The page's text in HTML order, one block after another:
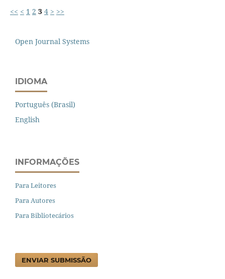
<< < 1 2 3 4 > >>
Open Journal Systems
IDIOMA
Português (Brasil)
English
INFORMAÇÕES
Para Leitores
Para Autores
Para Bibliotecários
ENVIAR SUBMISSÃO